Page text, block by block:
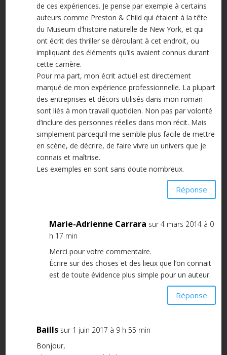
de ces expériences. Je pense par exemple à certains
auteurs comme Preston & Child qui étaient à la tête
du Museum d’histoire naturelle de New York, et qui
ont écrit des thriller se déroulant à cet endroit, ou
impliquant des éléments qu’ils avaient connus durant
cette carrière.
Pour ma part, mon écrit actuel est directement
marqué de mon expérience professionnelle. La plupart
des entreprises et décors utilisés dans mon roman
sont liés à mon travail quotidien. Non pas par volonté
d’inclure des personnes réelles dans mon récit. Mais
simplement parcequ’il me semble plus facile de mettre
en scène, de décrire, de faire vivre un univers que je
connais et maîtrise.
Les exemples en sont sans doute nombreux.
Réponse
Marie-Adrienne Carrara sur 4 mars 2014 à 0
h 17 min
Merci pour votre commentaire.
Écrire sur des choses et des lieux que l’on connait
est de toute évidence plus simple pour un auteur.
Réponse
Baills sur 1 juin 2017 à 9 h 55 min
Bonjour,